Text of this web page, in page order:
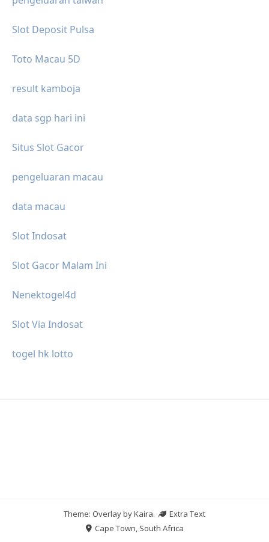
Slot Deposit Pulsa
Toto Macau 5D
result kamboja
data sgp hari ini
Situs Slot Gacor
pengeluaran macau
data macau
Slot Indosat
Slot Gacor Malam Ini
Nenektogel4d
Slot Via Indosat
togel hk lotto
Theme: Overlay byKaira.
Extra Text
Cape Town, South Africa